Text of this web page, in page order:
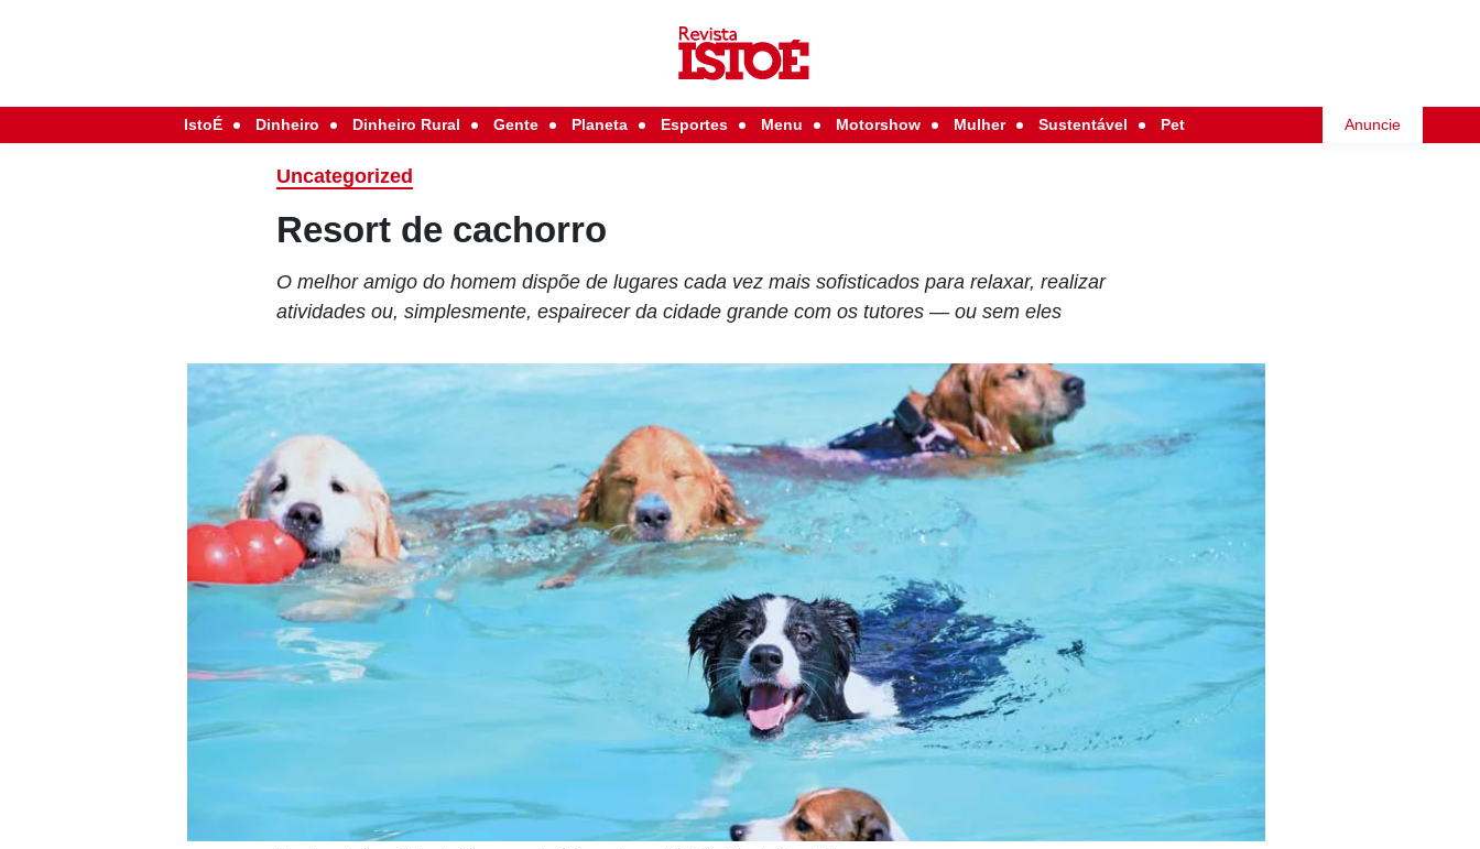
IstoÉ Dinheiro Dinheiro Rural Gente Planeta Esportes Menu Motorshow Mulher Sustentável Pet Anuncie
Uncategorized
Resort de cachorro
O melhor amigo do homem dispõe de lugares cada vez mais sofisticados para relaxar, realizar
atividades ou, simplesmente, espairecer da cidade grande com os tutores — ou sem eles